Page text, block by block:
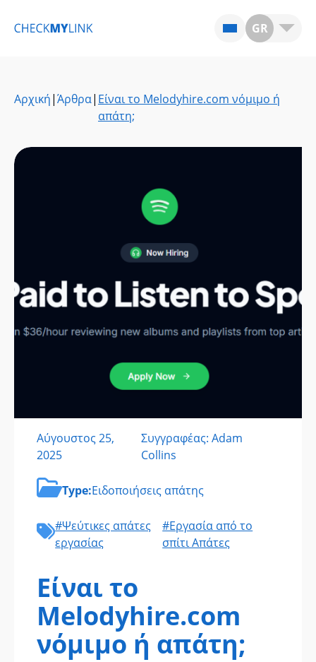
GR
Αρχική|Άρθρα| Είναι το Melodyhire.com νόμιμο ή
απάτη;
Αύγουστος 25,
2025
Συγγραφέας: Adam
Collins
Type:Ειδοποιήσεις απάτης
#Ψεύτικες απάτες
εργασίας
#Εργασία από το
σπίτι Απάτες
Είναι το
Melodyhire.com
νόμιμο ή απάτη;